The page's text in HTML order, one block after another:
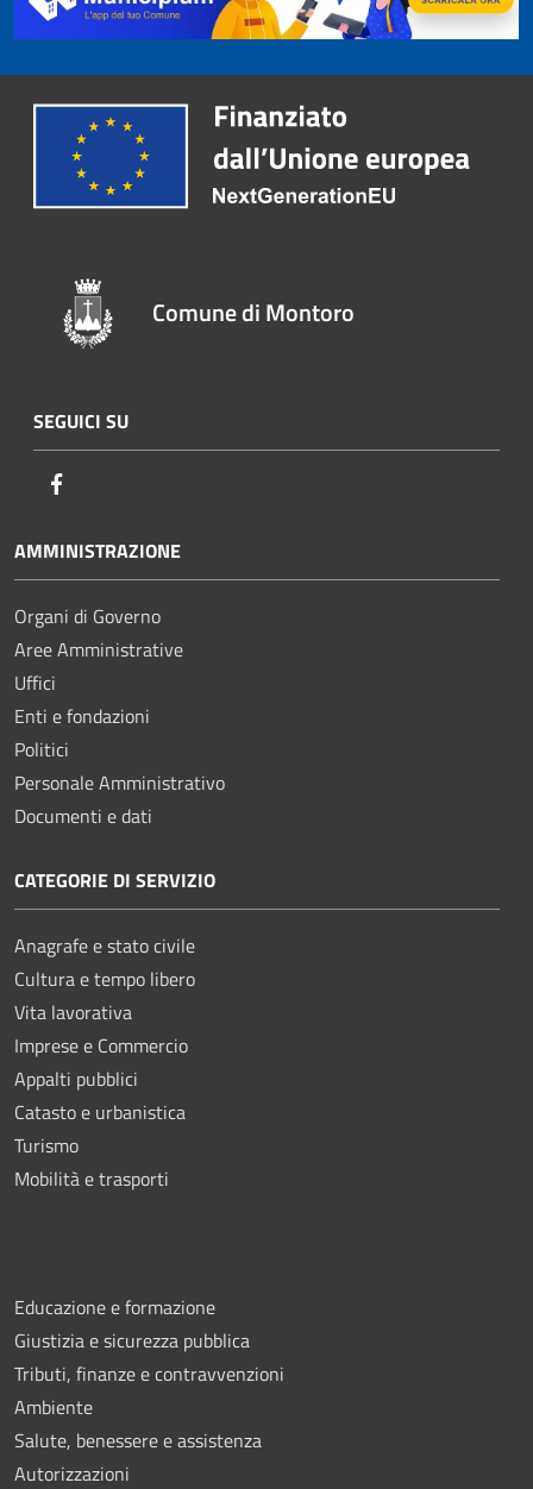
Comune di Montoro
SEGUICI SU
AMMINISTRAZIONE
Organi di Governo
Aree Amministrative
Uffici
Enti e fondazioni
Politici
Personale Amministrativo
Documenti e dati
CATEGORIE DI SERVIZIO
Anagrafe e stato civile
Cultura e tempo libero
Vita lavorativa
Imprese e Commercio
Appalti pubblici
Catasto e urbanistica
Turismo
Mobilità e trasporti
Educazione e formazione
Giustizia e sicurezza pubblica
Tributi, finanze e contravvenzioni
Ambiente
Salute, benessere e assistenza
Autorizzazioni